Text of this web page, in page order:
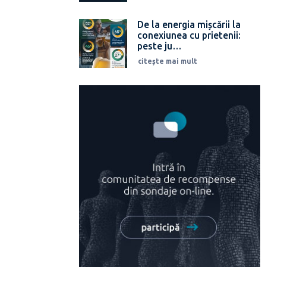
De la energia mișcării la
conexiunea cu prietenii:
peste ju…
citește mai mult